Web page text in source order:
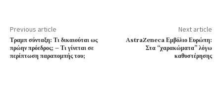
Previous article
Τραμπ σύνταξη: Τι δικαιούται ως
πρώην πρόεδρος; – Τι γίνεται σε
περίπτωση παραπομπής του;
Next article
AstraZeneca Εμβόλιο Ευρώπη:
Στα “χαρακώματα” λόγω
καθυστέρησης